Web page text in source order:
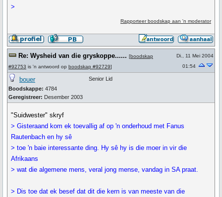
>
Rapporteer boodskap aan 'n moderator
Re: Wysheid van die gryskoppe...... [boodskap
#92753 is 'n antwoord op boodskap #92729]
Di., 11 Mei 2004
01:54
bouer
Boodskappe: 4784
Geregistreer: Desember 2003
Senior Lid
"Suidwester" skryf
> Gisteraand kom ek toevallig af op 'n onderhoud met Fanus
Rautenbach en hy sê
> toe 'n baie interessante ding. Hy sê hy is die moer in vir die
Afrikaans
> wat die algemene mens, veral jong mense, vandag in SA praat.
> Dis toe dat ek besef dat dit die kern is van meeste van die